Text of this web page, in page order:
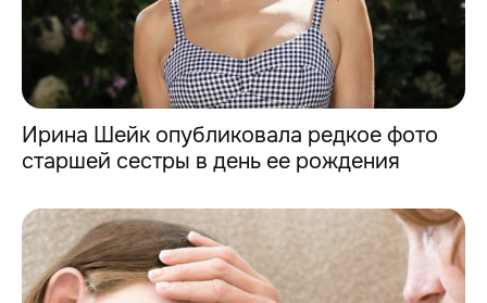
Ирина Шейк опубликовала редкое фото
старшей сестры в день ее рождения